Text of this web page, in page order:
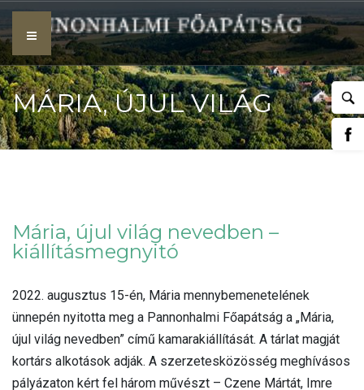
Skip
to
content
MÁRIA, ÚJUL VILÁG
KIÁLLÍTÁSMEGNYITÓ
Mária, újul világ nevedben –
kiállításmegnyitó
2022. augusztus 15-én, Mária mennybemenetelének
ünnepén nyitotta meg a Pannonhalmi Főapátság a „Mária,
újul világ nevedben” című kamarakiállítását. A tárlat magját
kortárs alkotások adják. A szerzetesközösség meghívásos
pályázaton kért fel három művészt – Czene Mártát, Imre